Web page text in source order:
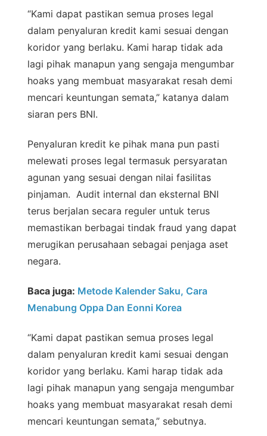
“Kami dapat pastikan semua proses legal
dalam penyaluran kredit kami sesuai dengan
koridor yang berlaku. Kami harap tidak ada
lagi pihak manapun yang sengaja mengumbar
hoaks yang membuat masyarakat resah demi
mencari keuntungan semata,” katanya dalam
siaran pers BNI.
Penyaluran kredit ke pihak mana pun pasti
melewati proses legal termasuk persyaratan
agunan yang sesuai dengan nilai fasilitas
pinjaman. Audit internal dan eksternal BNI
terus berjalan secara reguler untuk terus
memastikan berbagai tindak fraud yang dapat
merugikan perusahaan sebagai penjaga aset
negara.
Baca juga: Metode Kalender Saku, Cara
Menabung Oppa Dan Eonni Korea
“Kami dapat pastikan semua proses legal
dalam penyaluran kredit kami sesuai dengan
koridor yang berlaku. Kami harap tidak ada
lagi pihak manapun yang sengaja mengumbar
hoaks yang membuat masyarakat resah demi
mencari keuntungan semata,” sebutnya.